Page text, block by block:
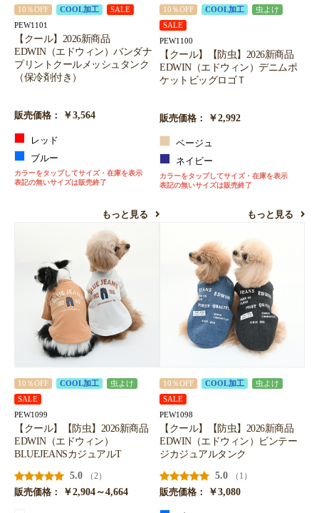
10％OFF COOL加工 SALE
PEW1101
【クール】2026新商品
EDWIN（エドウィン）バンダナ
プリントクールメッシュタンク
（保冷剤付き）
販売価格： ￥3,564
レッド
ブルー
カラーをタップしてサイズ・在庫を表示
表記の無いサイズは販売終了
もっと見る
10％OFF COOL加工
虫よけ
SALE
PEW1100
【クール】【防虫】2026新商品
EDWIN（エドウィン）デニムポ
ケットビッグロゴＴ
販売価格： ￥2,992
ベージュ
ネイビー
カラーをタップしてサイズ・在庫を表示
表記の無いサイズは販売終了
もっと見る
10％OFF COOL加工
虫よけ
SALE
PEW1099
【クール】【防虫】2026新商品
EDWIN（エドウィン）
BLUEJEANSカジュアルT
5.0
（2）
販売価格：
￥2,904～4,664
10％OFF COOL加工
虫よけ
SALE
PEW1098
【クール】【防虫】2026新商品
EDWIN（エドウィン）ビンテー
ジカジュアルタンク
5.0
（1）
販売価格：
￥3,080